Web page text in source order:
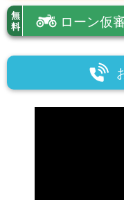
無
料
ローン仮